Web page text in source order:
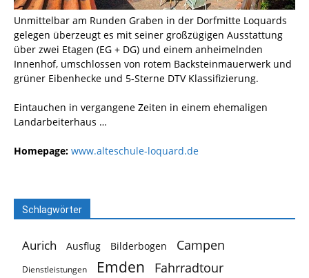
Unmittelbar am Runden Graben in der Dorfmitte Loquards
gelegen überzeugt es mit seiner großzügigen Ausstattung
über zwei Etagen (EG + DG) und einem anheimelnden
Innenhof, umschlossen von rotem Backsteinmauerwerk und
grüner Eibenhecke und 5-Sterne DTV Klassifizierung.
Eintauchen in vergangene Zeiten in einem ehemaligen
Landarbeiterhaus …
Homepage: www.alteschule-loquard.de
Schlagwörter
Aurich Ausflug Bilderbogen Campen
Dienstleistungen Emden Fahrradtour